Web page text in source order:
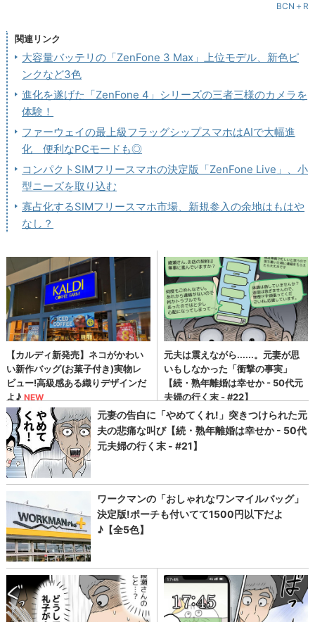
BCN＋R
関連リンク
大容量バッテリの「ZenFone 3 Max」上位モデル、新色ピ
ンクなど3色
進化を遂げた「ZenFone 4」シリーズの三者三様のカメラを
体験！
ファーウェイの最上級フラッグシップスマホはAIで大幅進
化 便利なPCモードも◎
コンパクトSIMフリースマホの決定版「ZenFone Live」、小
型ニーズを取り込む
寡占化するSIMフリースマホ市場、新規参入の余地はもはや
なし？